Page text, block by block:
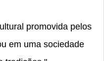
promovida pelos
em uma sociedade